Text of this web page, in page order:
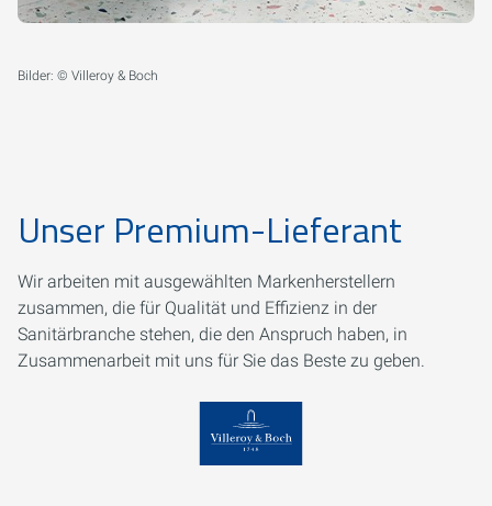
Bilder: © Villeroy & Boch
Unser Premium-Lieferant
Wir arbeiten mit ausgewählten Markenherstellern
zusammen, die für Qualität und Effizienz in der
Sanitärbranche stehen, die den Anspruch haben, in
Zusammenarbeit mit uns für Sie das Beste zu geben.